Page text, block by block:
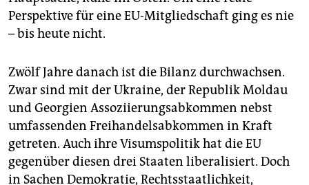
Perspektive für eine EU-Mitgliedschaft ging es nie
– bis heute nicht.
Zwölf Jahre danach ist die Bilanz durchwachsen.
Zwar sind mit der Ukraine, der Republik Moldau
und Georgien Assoziierungsabkommen nebst
umfassenden Freihandelsabkommen in Kraft
getreten. Auch ihre Visumspolitik hat die EU
gegenüber diesen drei Staaten liberalisiert. Doch
in Sachen Demokratie, Rechtsstaatlichkeit,